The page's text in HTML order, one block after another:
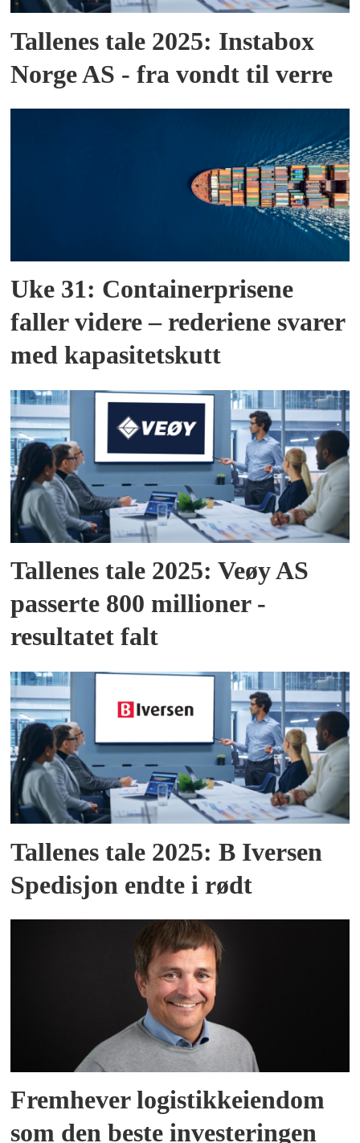
Tallenes tale 2025: Instabox
Norge AS - fra vondt til verre
Uke 31: Containerprisene
faller videre – rederiene svarer
med kapasitetskutt
Tallenes tale 2025: Veøy AS
passerte 800 millioner -
resultatet falt
Tallenes tale 2025: B Iversen
Spedisjon endte i rødt
Fremhever logistikkeiendom
som den beste investeringen